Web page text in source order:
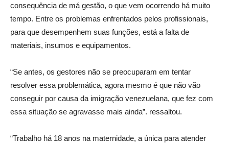
consequência de má gestão, o que vem ocorrendo há muito
tempo. Entre os problemas enfrentados pelos profissionais,
para que desempenhem suas funções, está a falta de
materiais, insumos e equipamentos.
“Se antes, os gestores não se preocuparam em tentar
resolver essa problemática, agora mesmo é que não vão
conseguir por causa da imigração venezuelana, que fez com
essa situação se agravasse mais ainda”. ressaltou.
“Trabalho há 18 anos na maternidade, a única para atender